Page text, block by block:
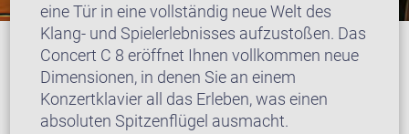
eine Tür in eine vollständig neue Welt des
Klang- und Spielerlebnisses aufzustoßen. Das
Concert C 8 eröffnet Ihnen vollkommen neue
Dimensionen, in denen Sie an einem
Konzertklavier all das Erleben, was einen
absoluten Spitzenflügel ausmacht.